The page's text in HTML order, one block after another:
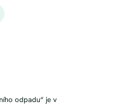
odpadu“ je v